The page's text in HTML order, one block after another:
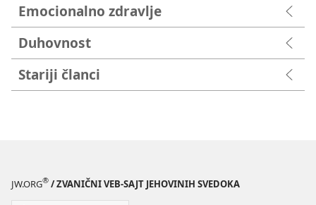
Emocionalno zdravlje
Duhovnost
Stariji članci
JW.ORG® / ZVANIČNI VEB-SAJT JEHOVINIH SVEDOKA